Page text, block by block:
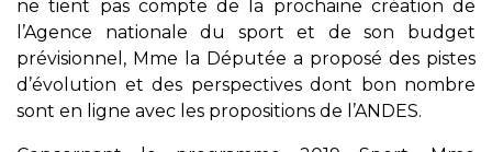
ne tient pas compte de la prochaine création de
l’Agence nationale du sport et de son budget
prévisionnel, Mme la Députée a proposé des pistes
d’évolution et des perspectives dont bon nombre
sont en ligne avec les propositions de l’ANDES.